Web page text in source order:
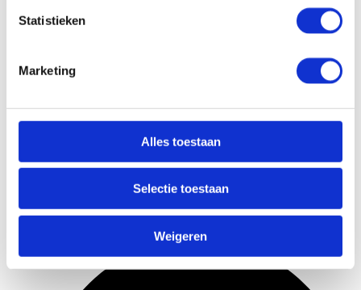
Statistieken
Marketing
Alles toestaan
Selectie toestaan
Weigeren